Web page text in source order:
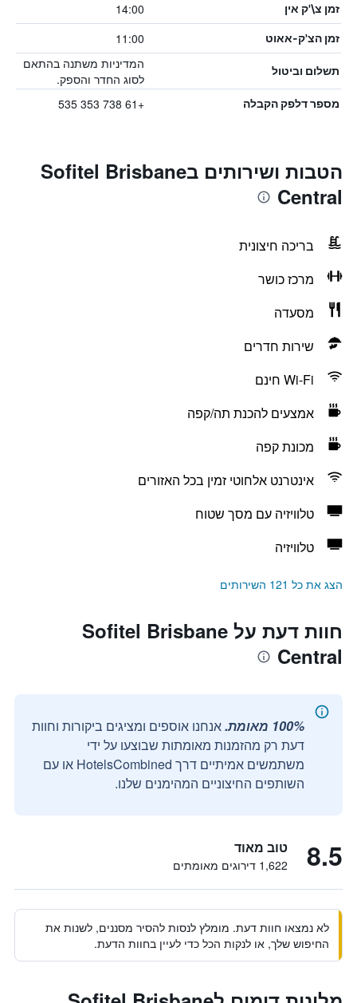
זמן צ\'ק אין 14:00
זמן הצ'ק-אאוט 11:00
תשלום וביטול
המדיניות משתנה בהתאם
לסוג החדר והספק.
מספר דלפק הקבלה +61 738 353 535
הטבות ושירותים בSofitel Brisbane
Central
בריכה חיצונית
מרכז כושר
מסעדה
שירות חדרים
Wi-Fi חינם
אמצעים להכנת תה/קפה
מכונת קפה
אינטרנט אלחוטי זמין בכל האזורים
טלוויזיה עם מסך שטוח
טלוויזיה
הצג את כל 121 השירותים
חוות דעת על Sofitel Brisbane
Central
100% מאומת.
אנחנו אוספים ומציגים ביקורות וחוות
דעת רק מהזמנות מאומתות שבוצעו על ידי
משתמשים אמיתיים דרך HotelsCombined או עם
השותפים החיצוניים המהימנים שלנו.
8.5 טוב מאוד
1,622 דירוגים מאומתים
לא נמצאו חוות דעת. מומלץ לנסות להסיר מסננים, לשנות את
החיפוש שלך, או לנקות הכל כדי לעיין בחוות הדעת.